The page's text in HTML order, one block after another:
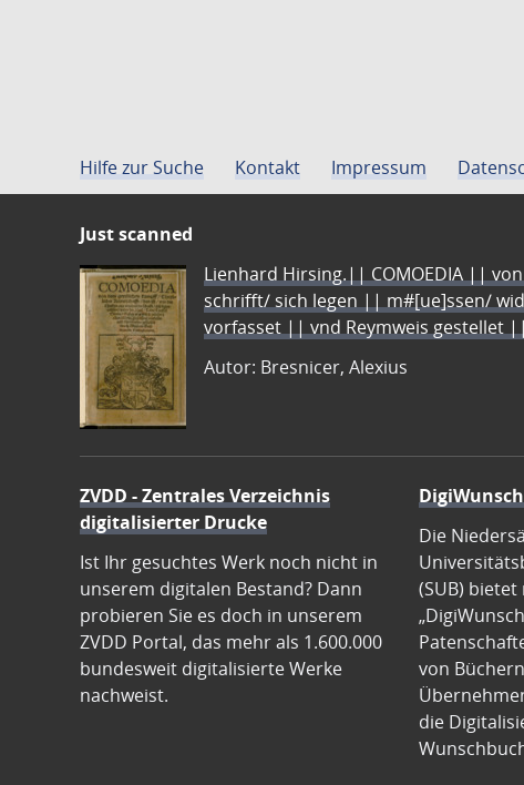
Hilfe zur Suche Kontakt Impressum
Just scanned
Lienhard Hirsing.|| COMOEDIA ||
schrifft/ sich legen || m#[ue]ssen/
vorfasset || vnd Reymweis gestellet
Autor: Bresnicer, Alexius
ZVDD - Zentrales Verzeichnis
digitalisierter Drucke
Ist Ihr gesuchtes Werk noch nicht in
unserem digitalen Bestand? Dann
probieren Sie es doch in unserem
ZVDD Portal, das mehr als 1.600.000
bundesweit digitalisierte Werke
nachweist.
Die
(SUB)
von
die